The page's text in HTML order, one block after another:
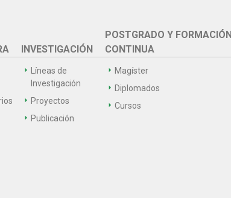
INVESTIGACIÓN
Líneas de
Investigación
Proyectos
Publicación
POSTGRADO Y FORMACIÓN
CONTINUA
Magíster
Diplomados
Cursos